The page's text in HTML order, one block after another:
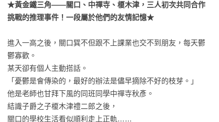
★黃金鐵三角——關口、中禪寺、榎木津，三人初次共同合作
挑戰的推理事件！一段屬於他們的友情記憶★
進入一高之後，關口巽不但跟不上課業也交不到朋友，每天鬱
鬱寡歡。
某天卻有個人主動搭話。
「憂鬱是會傳染的，最好的辦法是儘早摘除不好的枝芽。」
他是老師也甘拜下風的同班同學中禪寺秋彥。
結識子爵之子榎木津禮二郎之後，
關口的學校生活看似順利走上正軌……